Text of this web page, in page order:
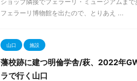
フェラーリ博物館を出たので、とりあえ ...
山口 施設
藩校跡に建つ明倫学舎/萩、2022年
ラで行く山口